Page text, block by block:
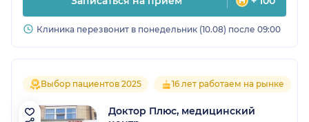
Клиника перезвонит в понедельник (10.08) после 09:00
Выбор пациентов 2025 16 лет работаем на рынке
Доктор Плюс, медицинский